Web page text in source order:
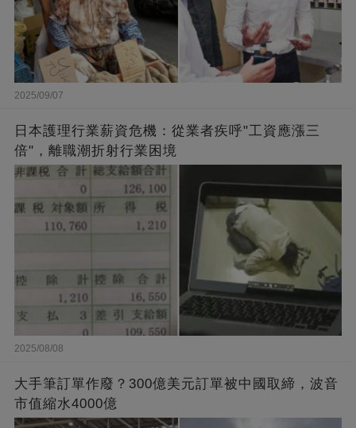
2025/09/07
日本護理行業薪資危機：從業者疾呼"工資應漲三
倍"，離職潮折射行業困境
2025/08/08
大手筆訂單作廢？300億美元訂單被中國取締，波音
市值縮水4000億